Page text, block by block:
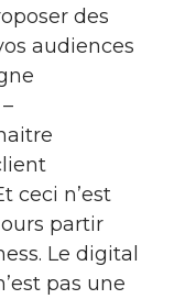
des
audiences
ceci n’est
partir
Le digital
pas une